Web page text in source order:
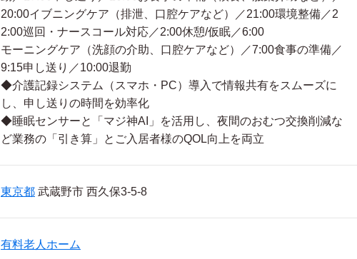
20:00イブニングケア（排泄、口腔ケアなど）／21:00環境整備／2
2:00巡回・ナースコール対応／2:00休憩/仮眠／6:00
モーニングケア（洗顔の介助、口腔ケアなど）／7:00食事の準備／
9:15申し送り／10:00退勤
◆介護記録システム（スマホ・PC）導入で情報共有をスムーズに
し、申し送りの時間を効率化
◆睡眠センサーと「マジ神AI」を活用し、夜間のおむつ交換削減な
ど業務の「引き算」とご入居者様のQOL向上を両立
東京都 武蔵野市 西久保3-5-8
有料老人ホーム